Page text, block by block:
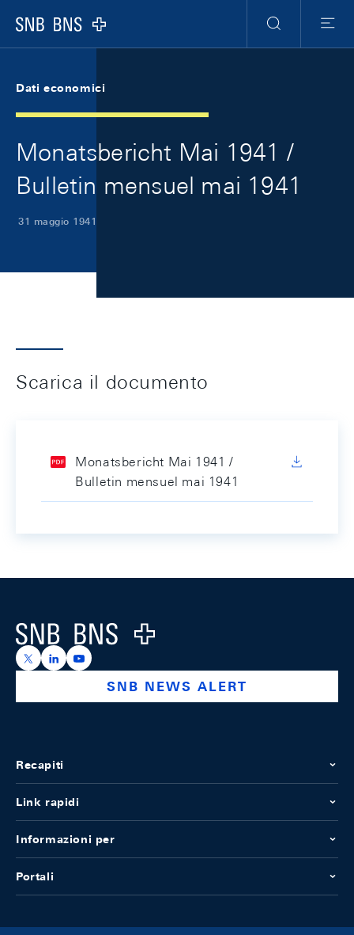
Logo
Ricerca
Menu
Dati economici
Monatsbericht Mai 1941 /
Bulletin mensuel mai 1941
31 maggio 1941
Scarica il documento
Monatsbericht Mai 1941 /
Bulletin mensuel mai 1941
Logo
https://x.com/snb_bns
https://ch.linkedin.com/company/swiss-national-
https://www.youtube.com/@swissnationalbank
SNB NEWS ALERT
Recapiti
Link rapidi
Informazioni per
Portali